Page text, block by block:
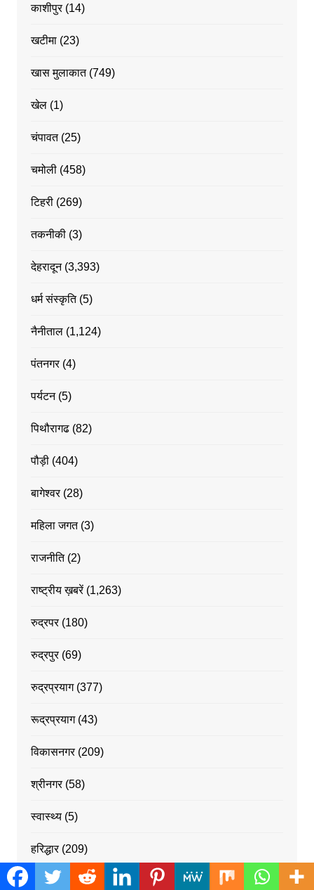
काशीपुर(14)
खटीमा(23)
खास मुलाकात(749)
खेल(1)
चंपावत(25)
चमोली(458)
टिहरी(269)
तकनीकी(3)
देहरादून(3,393)
धर्म संस्कृति(5)
नैनीताल(1,124)
पंतनगर(4)
पर्यटन(5)
पिथौरागढ(82)
पौड़ी(404)
बागेश्वर(28)
महिला जगत(3)
राजनीति(2)
राष्ट्रीय ख़बरें(1,263)
रुद्रपर(180)
रुद्रपुर(69)
रुद्रप्रयाग(377)
रूद्रप्रयाग(43)
विकासनगर(209)
श्रीनगर(58)
स्वास्थ्य(5)
हरिद्धार(209)
हरिद्वार(52)